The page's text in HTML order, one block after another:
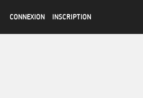
CONNEXION INSCRIPTION